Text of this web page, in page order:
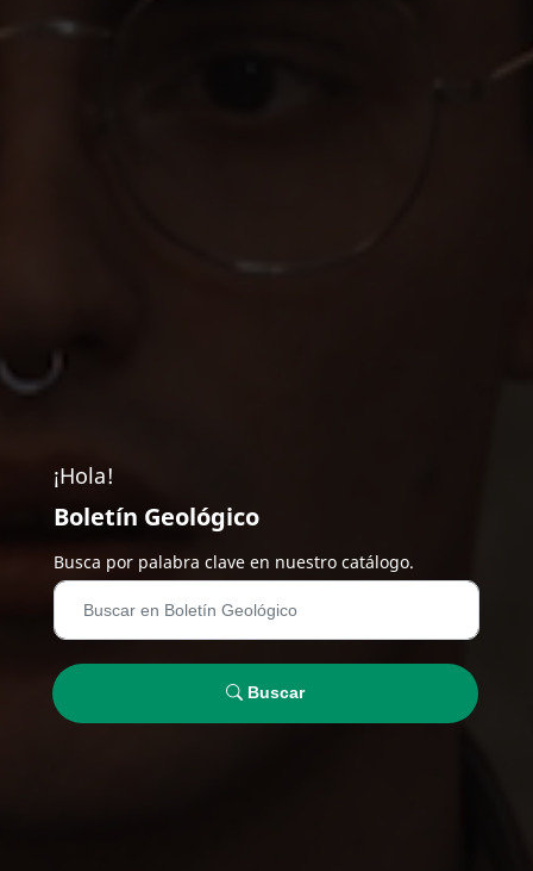
¡Hola!
Boletín Geológico
Busca por palabra clave en nuestro catálogo.
Buscar